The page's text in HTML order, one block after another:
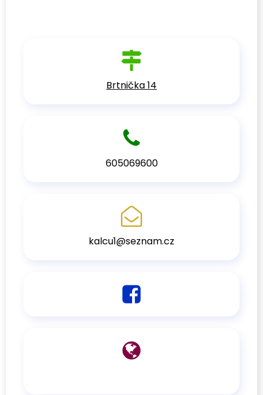
Brtnička 14
605069600
kalcu1@seznam.cz